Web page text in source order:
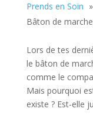
Prends en Soin
Bâton de marche
Lors de tes
le bâton de
comme le
Mais pourquoi
existe ? Est-elle